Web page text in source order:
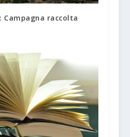
Campagna raccolta